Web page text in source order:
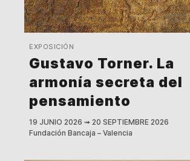
EXPOSICIÓN
Gustavo Torner. La
armonía secreta del
pensamiento
19 JUNIO 2026 ➟ 20 SEPTIEMBRE 2026
Fundación Bancaja – Valencia